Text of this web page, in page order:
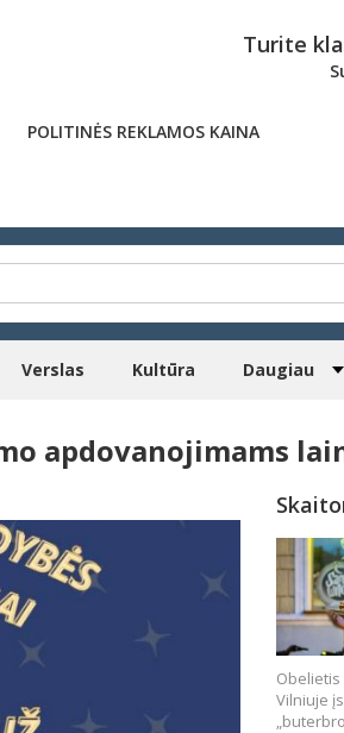
Turite
POLITINĖS REKLAMOS KAINA
Verslas Kultūra Daugiau
apdovanojimams
Obelietis
Vilniuje